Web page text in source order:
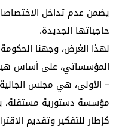
يضمن عدم تداخل
حاجياتها الجديدة.
لهذا الغرض، وجهنا
المؤسساتي، على أساس
– الأولى، هي مجلس الجالية
مؤسسة دستورية مستقلة،
كإطار للتفكير وتقديم